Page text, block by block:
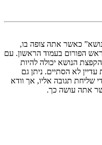
כאשר אתה צופה בו,
הפורום בעמוד הראשון. עם
הנושא יכולה להיות
עדיין לא הסתיים. ניתן גם
שליחת תגובה אליו, אך וודא
אתה עושה כך.